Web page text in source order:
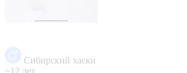
Сибирский хаски
~12 лет